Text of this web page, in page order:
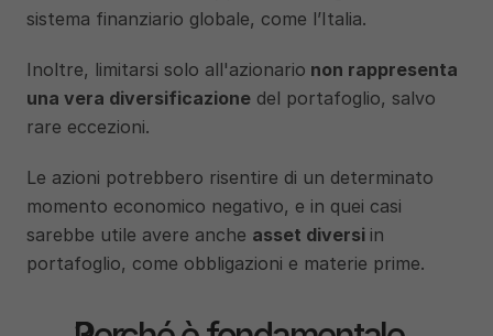
sistema finanziario globale, come l’Italia.
Inoltre, limitarsi solo all'azionario non rappresenta
una vera diversificazione del portafoglio, salvo
rare eccezioni.
Le azioni potrebbero risentire di un determinato
momento economico negativo, e in quei casi
sarebbe utile avere anche asset diversi in
portafoglio, come obbligazioni e materie prime.